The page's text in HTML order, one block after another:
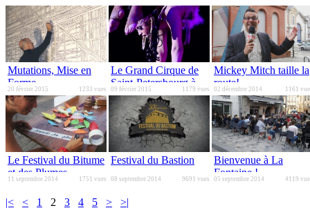
Mutations, Mise en
Forme
20 février 2015 1233 vues
Le Grand Cirque de
Saint-Petersbourg à
Besançon
09 février 2015 1179 vues
Mickey Mitch taille la
route!
02 décembre 2014 1161
Le Festival du Bitume
et des Plumes
11 septembre 2014 1751 vues
Festival du Bastion
08 septembre 2014 9691 vues
Bienvenue à La
Fontaine !
05 septembre 2014 4119
|< < 1 2 3 4 5 > >|